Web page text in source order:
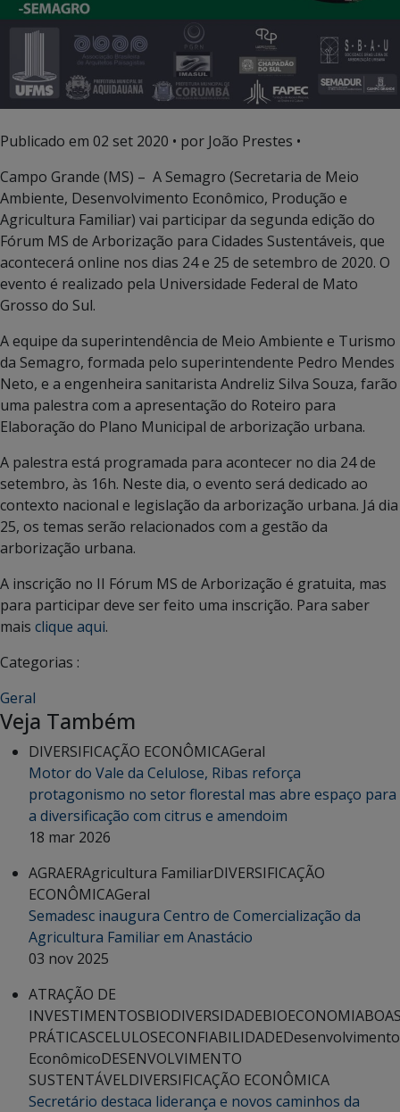
Publicado em 02 set 2020 • por João Prestes •
Campo Grande (MS) – A Semagro (Secretaria de Meio
Ambiente, Desenvolvimento Econômico, Produção e
Agricultura Familiar) vai participar da segunda edição do
Fórum MS de Arborização para Cidades Sustentáveis, que
acontecerá online nos dias 24 e 25 de setembro de 2020. O
evento é realizado pela Universidade Federal de Mato
Grosso do Sul.
A equipe da superintendência de Meio Ambiente e Turismo
da Semagro, formada pelo superintendente Pedro Mendes
Neto, e a engenheira sanitarista Andreliz Silva Souza, farão
uma palestra com a apresentação do Roteiro para
Elaboração do Plano Municipal de arborização urbana.
A palestra está programada para acontecer no dia 24 de
setembro, às 16h. Neste dia, o evento será dedicado ao
contexto nacional e legislação da arborização urbana. Já dia
25, os temas serão relacionados com a gestão da
arborização urbana.
A inscrição no II Fórum MS de Arborização é gratuita, mas
para participar deve ser feito uma inscrição. Para saber
mais clique aqui.
Categorias :
Geral
Veja Também
DIVERSIFICAÇÃO ECONÔMICAGeral
Motor do Vale da Celulose, Ribas reforça
protagonismo no setor florestal mas abre espaço para
a diversificação com citrus e amendoim
18 mar 2026
AGRAERAgricultura FamiliarDIVERSIFICAÇÃO
ECONÔMICAGeral
Semadesc inaugura Centro de Comercialização da
Agricultura Familiar em Anastácio
03 nov 2025
ATRAÇÃO DE
INVESTIMENTOSBIODIVERSIDADEBIOECONOMIA
PRÁTICASCELULOSECONFIABILIDADEDesenvolvimento
EconômicoDESENVOLVIMENTO
SUSTENTÁVELDIVERSIFICAÇÃO ECONÔMICA
Secretário destaca liderança e novos caminhos da